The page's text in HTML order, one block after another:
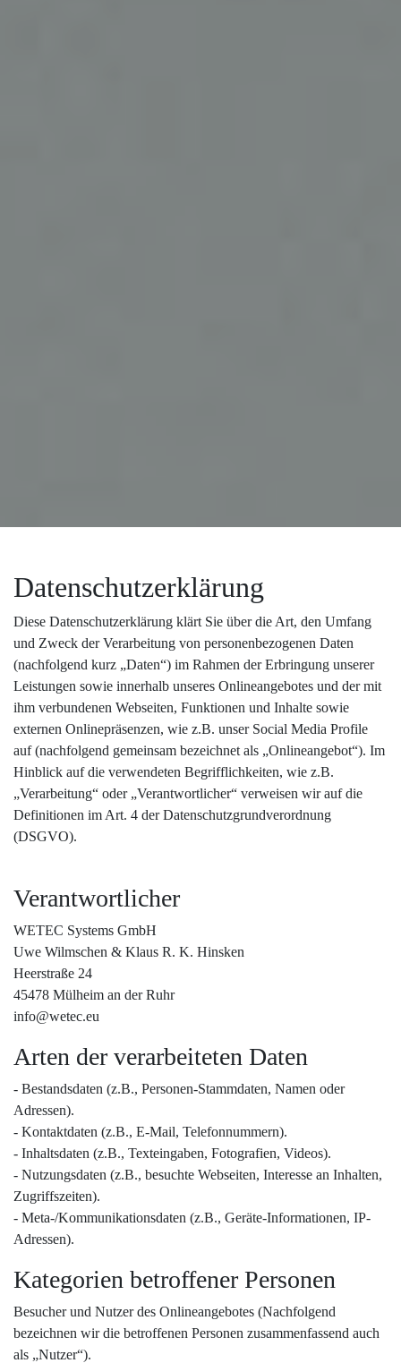
Datenschutz­erklärung
Diese Datenschutzerklärung klärt Sie über die Art, den Umfang
und Zweck der Verarbeitung von personenbezogenen Daten
(nachfolgend kurz „Daten“) im Rahmen der Erbringung unserer
Leistungen sowie innerhalb unseres Onlineangebotes und der mit
ihm verbundenen Webseiten, Funktionen und Inhalte sowie
externen Onlinepräsenzen, wie z.B. unser Social Media Profile
auf (nachfolgend gemeinsam bezeichnet als „Onlineangebot“). Im
Hinblick auf die verwendeten Begrifflichkeiten, wie z.B.
„Verarbeitung“ oder „Verantwortlicher“ verweisen wir auf die
Definitionen im Art. 4 der Datenschutzgrundverordnung
(DSGVO).
Verantwortlicher
WETEC Systems GmbH
Uwe Wilmschen & Klaus R. K. Hinsken
Heerstraße 24
45478 Mülheim an der Ruhr
info@wetec.eu
Arten der verarbeiteten Daten
- Bestandsdaten (z.B., Personen-Stammdaten, Namen oder
Adressen).
- Kontaktdaten (z.B., E-Mail, Telefonnummern).
- Inhaltsdaten (z.B., Texteingaben, Fotografien, Videos).
- Nutzungsdaten (z.B., besuchte Webseiten, Interesse an Inhalten,
Zugriffszeiten).
- Meta-/Kommunikationsdaten (z.B., Geräte-Informationen, IP-
Adressen).
Kategorien betroffener Personen
Besucher und Nutzer des Onlineangebotes (Nachfolgend
bezeichnen wir die betroffenen Personen zusammenfassend auch
als „Nutzer“).